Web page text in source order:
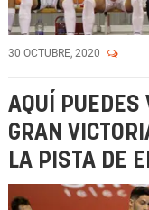
30 OCTUBRE, 2020
AQUÍ PUEDES
GRAN
LA PISTA DE